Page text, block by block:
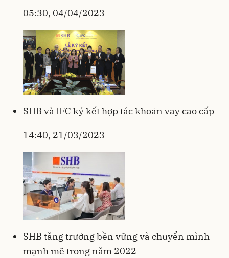
05:30, 04/04/2023
SHB và IFC ký kết hợp tác khoản vay cao cấp
14:40, 21/03/2023
SHB tăng trưởng bền vững và chuyển mình
mạnh mẽ trong năm 2022